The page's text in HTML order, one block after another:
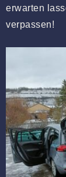
erwarten
verpassen!